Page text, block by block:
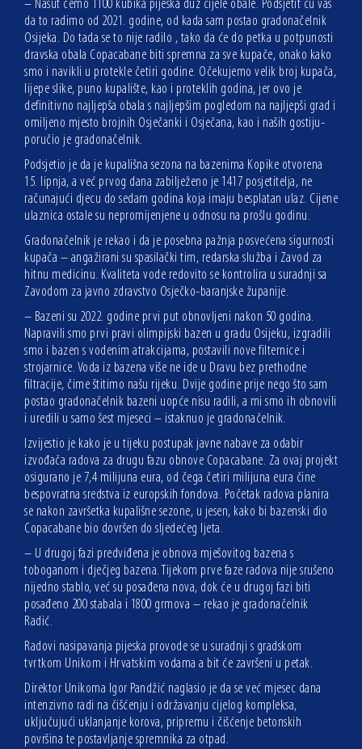
– Nasut ćemo 1100 kubika pijeska duž cijele obale. Podsjetit ću vas
da to radimo od 2021. godine, od kada sam postao gradonačelnik
Osijeka. Do tada se to nije radilo , tako da će do petka u potpunosti
dravska obala Copacabane biti spremna za sve kupače, onako kako
smo i navikli u protekle četiri godine. Očekujemo velik broj kupača,
lijepe slike, puno kupalište, kao i proteklih godina, jer ovo je
definitivno najljepša obala s najljepšim pogledom na najljepši grad i
omiljeno mjesto brojnih Osječanki i Osječana, kao i naših gostiju-
poručio je gradonačelnik.
Podsjetio je da je kupališna sezona na bazenima Kopike otvorena
15. lipnja, a već prvog dana zabilježeno je 1417 posjetitelja, ne
računajući djecu do sedam godina koja imaju besplatan ulaz. Cijene
ulaznica ostale su nepromijenjene u odnosu na prošlu godinu.
Gradonačelnik je rekao i da je posebna pažnja posvećena sigurnosti
kupača – angažirani su spasilački tim, redarska služba i Zavod za
hitnu medicinu. Kvaliteta vode redovito se kontrolira u suradnji sa
Zavodom za javno zdravstvo Osječko-baranjske županije.
– Bazeni su 2022. godine prvi put obnovljeni nakon 50 godina.
Napravili smo prvi pravi olimpijski bazen u gradu Osijeku, izgradili
smo i bazen s vodenim atrakcijama, postavili nove filternice i
strojarnice. Voda iz bazena više ne ide u Dravu bez prethodne
filtracije, čime štitimo našu rijeku. Dvije godine prije nego što sam
postao gradonačelnik bazeni uopće nisu radili, a mi smo ih obnovili
i uredili u samo šest mjeseci – istaknuo je gradonačelnik.
Izvijestio je kako je u tijeku postupak javne nabave za odabir
izvođača radova za drugu fazu obnove Copacabane. Za ovaj projekt
osigurano je 7,4 milijuna eura, od čega četiri milijuna eura čine
bespovratna sredstva iz europskih fondova. Početak radova planira
se nakon završetka kupališne sezone, u jesen, kako bi bazenski dio
Copacabane bio dovršen do sljedećeg ljeta.
– U drugoj fazi predviđena je obnova mješovitog bazena s
toboganom i dječjeg bazena. Tijekom prve faze radova nije srušeno
nijedno stablo, već su posađena nova, dok će u drugoj fazi biti
posađeno 200 stabala i 1800 grmova – rekao je gradonačelnik
Radić.
Radovi nasipavanja pijeska provode se u suradnji s gradskom
tvrtkom Unikom i Hrvatskim vodama a bit će završeni u petak.
Direktor Unikoma Igor Pandžić naglasio je da se već mjesec dana
intenzivno radi na čišćenju i održavanju cijelog kompleksa,
uključujući uklanjanje korova, pripremu i čišćenje betonskih
površina te postavljanje spremnika za otpad.